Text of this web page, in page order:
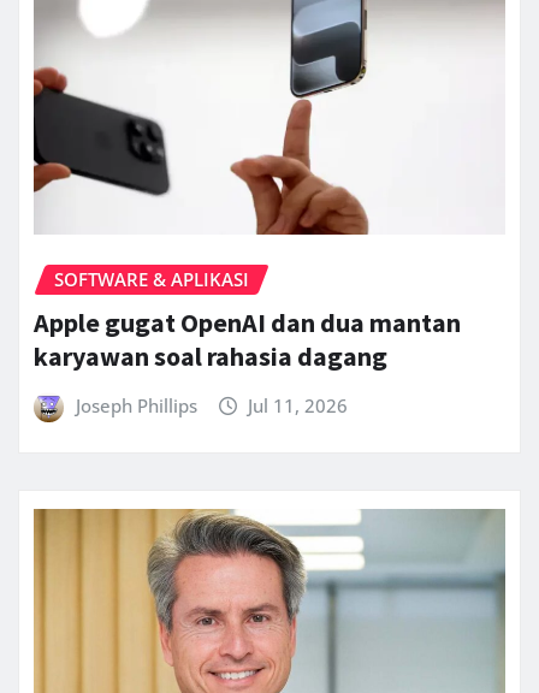
SOFTWARE & APLIKASI
Apple gugat OpenAI dan dua mantan
karyawan soal rahasia dagang
Joseph Phillips Jul 11, 2026